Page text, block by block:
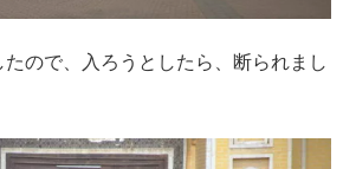
ので、入ろうとしたら、断られまし